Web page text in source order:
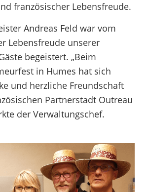
französischer Lebensfreude.
Andreas Feld war vom
Lebensfreude unserer
begeistert. „Beim
in Humes hat sich
und herzliche Freundschaft
Partnerstadt Outreau
der Verwaltungschef.